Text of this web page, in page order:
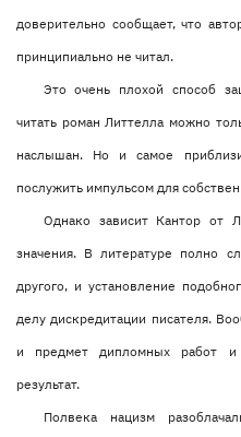
доверительно сообщает, что
принципиально не читал.
Это очень плохой способ
читать роман Литтелла можно
наслышан. Но и самое
послужить импульсом для
Однако зависит Кантор от
значения. В литературе полно
другого, и установление
делу дискредитации писателя.
и предмет дипломных работ
результат.
Полвека нацизм